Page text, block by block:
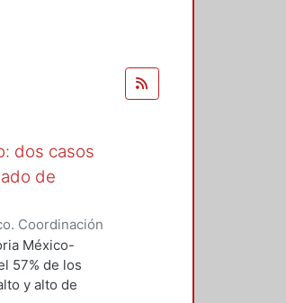
dos casos
de
Coordinación
México-
57% de los
y alto de